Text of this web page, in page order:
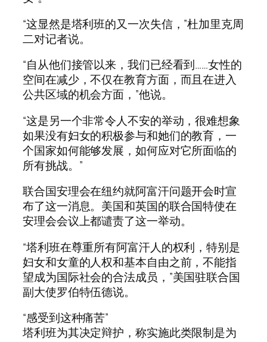
“这显然是塔利班的又一次失信，”杜加里克周
二对记者说。
“自从他们接管以来，我们已经看到……女性的
空间在减少，不仅在教育方面，而且在进入
公共区域的机会方面，”他说。
“这是另一个非常令人不安的举动，很难想象
如果没有妇女的积极参与和她们的教育，一
个国家如何能够发展，如何应对它所面临的
所有挑战。”
联合国安理会在纽约就阿富汗问题开会时宣
布了这一消息。美国和英国的联合国特使在
安理会会议上都谴责了这一举动。
“塔利班在尊重所有阿富汗人的权利，特别是
妇女和女童的人权和基本自由之前，不能指
望成为国际社会的合法成员，”美国驻联合国
副大使罗伯特伍德说。
“感受到这种痛苦”
塔利班为其决定辩护，称实施此类限制是为